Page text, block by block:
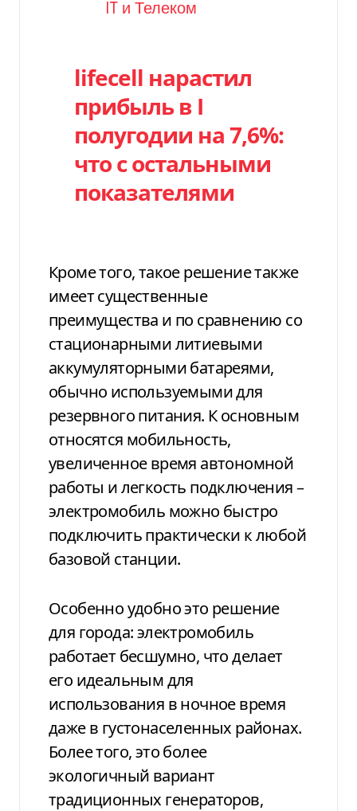
Категория
IT и Телеком
lifecell нарастил
прибыль в I
полугодии на 7,6%:
что с остальными
показателями
Кроме того, такое решение также
имеет существенные
преимущества и по сравнению со
стационарными литиевыми
аккумуляторными батареями,
обычно используемыми для
резервного питания. К основным
относятся мобильность,
увеличенное время автономной
работы и легкость подключения –
электромобиль можно быстро
подключить практически к любой
базовой станции.
Особенно удобно это решение
для города: электромобиль
работает бесшумно, что делает
его идеальным для
использования в ночное время
даже в густонаселенных районах.
Более того, это более
экологичный вариант
традиционных генераторов,